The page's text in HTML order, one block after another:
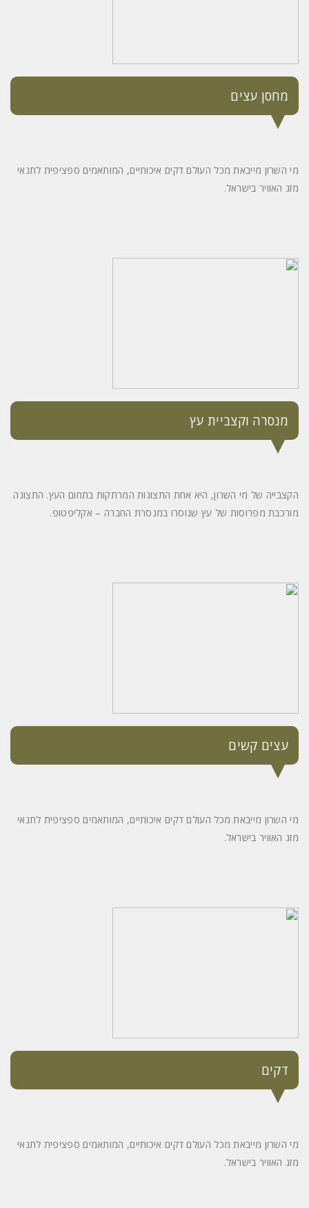
מחסן עצים
מי השרון מייבאת מכל העולם דקים איכותיים, המותאמים ספציפית לתנאי
מזג האוויר בישראל.
מנסרה וקצביית עץ
הקצבייה של מי השרון, היא אחת התצוגות המרתקות בתחום העץ. התצוגה
מורכבת מפרוסות של עץ שנוסרו במנסרת החברה – אקליפטופ.
עצים קשים
מי השרון מייבאת מכל העולם דקים איכותיים, המותאמים ספציפית לתנאי
מזג האוויר בישראל.
דקים
מי השרון מייבאת מכל העולם דקים איכותיים, המותאמים ספציפית לתנאי
מזג האוויר בישראל.